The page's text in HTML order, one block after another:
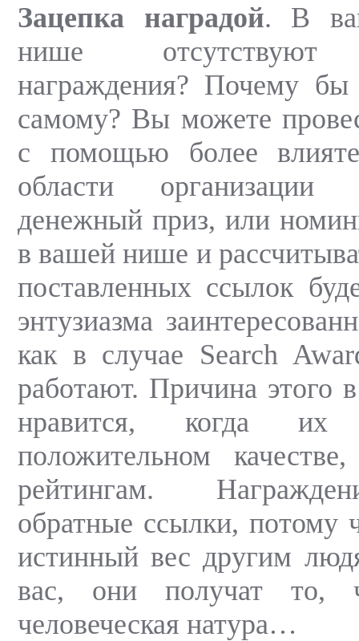
Зацепка наградой. В
нише отсутствуют
награждения? Почему
самому? Вы можете
с помощью более
области
денежный приз, или
в вашей нише и
поставленных ссылок
энтузиазма
как в случае Search
работают. Причина этого
нравится, когда
положительном
рейтингам.
обратные ссылки, потому
истинный вес другим
вас, они получат то,
человеческая натура…